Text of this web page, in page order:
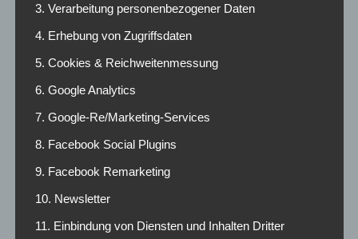
Deine E-Mail-Adresse wird nicht veröffentlicht.Erforderliche Felder sind mit
markiert
Name
E-Mail-Adresse*
Website
3. Verarbeitung personenbezogener Daten
4. Erhebung von Zugriffsdaten
5. Cookies & Reichweitenmessung
6. Google Analytics
7. Google-Re/Marketing-Services
8. Facebook Social Plugins
9. Facebook Remarketing
10. Newsletter
11. Einbindung von Diensten und Inhalten Dritter